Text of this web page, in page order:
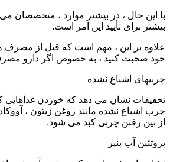
با این حال ، در بیشتر موارد ، متخصصان می
بیشتر برای تأیید این امر است.
علاوه بر این ، مهم است که قبل از مصرف
خود صحبت کنید ، به خصوص اگر دارو
چربیهای اشباع نشده
تحقیقات نشان می دهد که خوردن غذاهایی
چرب اشباع نشده مانند روغن زیتون ،
از بین رفتن چربی کبد می شود.
پروتئین آب پنیر